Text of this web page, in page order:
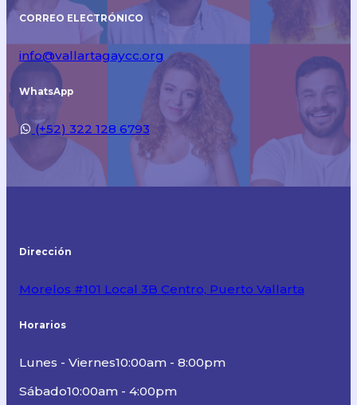
CORREO ELECTRÓNICO
info@vallartagaycc.org
WhatsApp
(+52) 322 128 6793
Dirección
Morelos #101 Local 3B Centro, Puerto Vallarta
Horarios
Lunes - Viernes10:00am - 8:00pm
Sábado10:00am - 4:00pm